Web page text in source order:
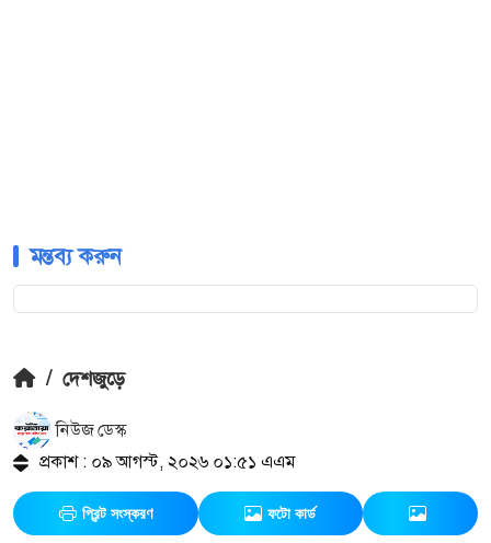
মন্তব্য করুন
/ দেশজুড়ে
নিউজ ডেস্ক
প্রকাশ : ০৯ আগস্ট, ২০২৬ ০১:৫১ এএম
প্রিন্ট সংস্করণ ফটো কার্ড